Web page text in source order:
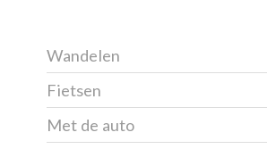
Wandelen
Fietsen
Met de auto